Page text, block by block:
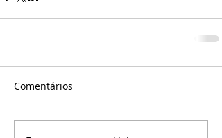
Comentários